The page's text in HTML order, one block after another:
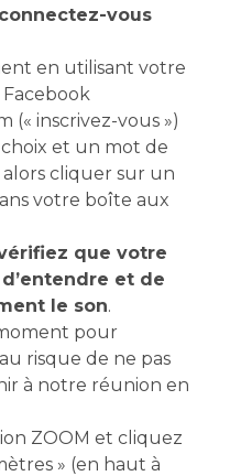
vous
en utilisant votre
(« inscrivez-vous »)
et un mot de
alors cliquer sur un
votre boîte aux
que votre
et de
le son.
pour
risque de ne pas
à notre réunion en
ZOOM et cliquez
» (en haut à